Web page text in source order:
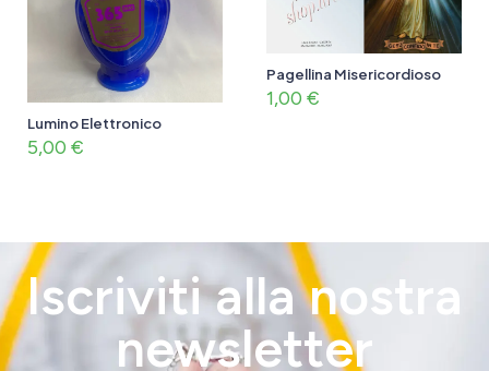
Lumino Elettronico
5,00 €
Pagellina Misericordioso
1,00 €
Iscriviti alla nostra
newsletter